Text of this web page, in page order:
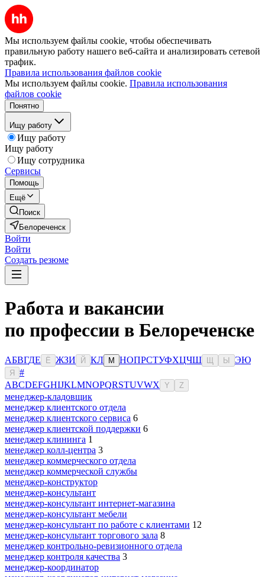
Мы используем файлы cookie, чтобы обеспечивать
правильную работу нашего веб-сайта и анализировать сетевой
трафик.
Правила использования файлов cookie
Мы используем файлы cookie. Правила использования
файлов cookie
Понятно
Ищу работу
Ищу работу
Ищу работу
Ищу сотрудника
Сервисы
Помощь
Ещё
Поиск
Белореченск
Войти
Войти
Создать резюме
Работа и вакансии
по профессии в Белореченске
АБВГДЕ Ё ЖЗИ Й КЛ М НОПРСТУФХЦЧШ Ы ЭЮ
Я
#
ABCDEFGHIJKLMNOPQRSTUVWX Y Z
менеджер-кладовщик
менеджер клиентского отдела
менеджер клиентского сервиса 6
менеджер клиентской поддержки 6
менеджер клининга 1
менеджер колл-центра 3
менеджер коммерческого отдела
менеджер коммерческой службы
менеджер-конструктор
менеджер-консультант
менеджер-консультант интернет-магазина
менеджер-консультант мебели
менеджер-консультант по работе с клиентами 12
менеджер-консультант торгового зала 8
менеджер контрольно-ревизионного отдела
менеджер контроля качества 3
менеджер-координатор